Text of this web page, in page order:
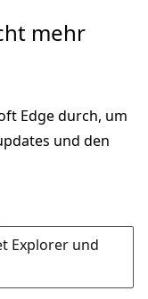
mehr
Edge durch, um
und den
Explorer und